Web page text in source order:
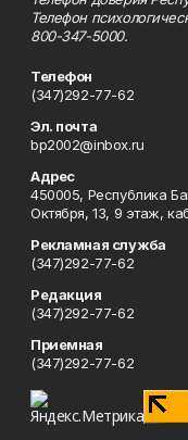
Телефон
800-347-5000.
Телефон
(347)292-77-62
Эл. почта
bp2002@inbox.ru
Адрес
450005, Республика
Октября, 13, 9 этаж,
Рекламная служба
(347)292-77-62
Редакция
(347)292-77-62
Приемная
(347)292-77-62